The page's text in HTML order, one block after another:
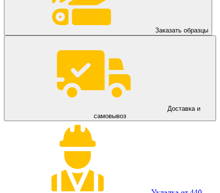
Заказать образцы
Доставка и
самовывоз